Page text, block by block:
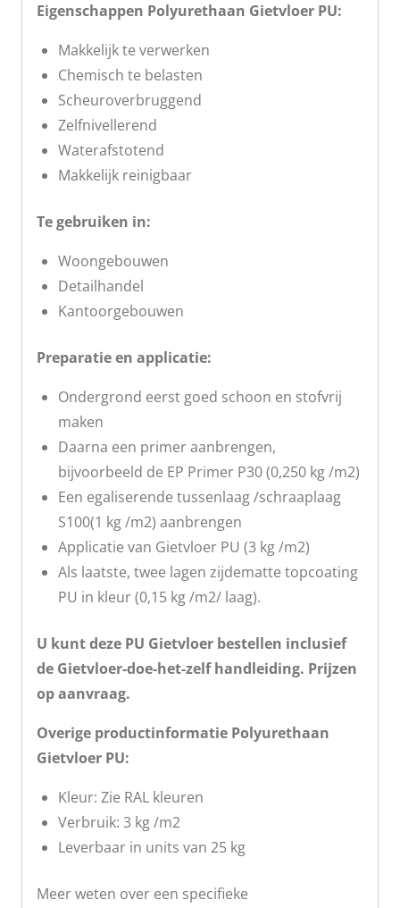
Eigenschappen Polyurethaan Gietvloer PU:
Makkelijk te verwerken
Chemisch te belasten
Scheuroverbruggend
Zelfnivellerend
Waterafstotend
Makkelijk reinigbaar
Te gebruiken in:
Woongebouwen
Detailhandel
Kantoorgebouwen
Preparatie en applicatie:
Ondergrond eerst goed schoon en stofvrij
maken
Daarna een primer aanbrengen,
bijvoorbeeld de EP Primer P30 (0,250 kg /m2)
Een egaliserende tussenlaag /schraaplaag
S100(1 kg /m2) aanbrengen
Applicatie van Gietvloer PU (3 kg /m2)
Als laatste, twee lagen zijdematte topcoating
PU in kleur (0,15 kg /m2/ laag).
U kunt deze PU Gietvloer bestellen inclusief
de Gietvloer-doe-het-zelf handleiding. Prijzen
op aanvraag.
Overige productinformatie Polyurethaan
Gietvloer PU:
Kleur: Zie RAL kleuren
Verbruik: 3 kg /m2
Leverbaar in units van 25 kg
Meer weten over een specifieke